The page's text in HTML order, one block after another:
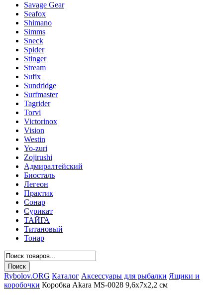
Savage Gear
Seafox
Shimano
Simms
Sneck
Spider
Stinger
Stream
Sufix
Sundridge
Surfmaster
Tagrider
Torvi
Victorinox
Vision
Westin
Yo-zuri
Zojirushi
Адмиралтейский
Биосталь
Легеон
Практик
Сонар
Сурикат
ТАЙГА
Титановый
Тонар
Rybolov.ORG Каталог Аксессуары для рыбалки Ящики и
коробочки Коробка Akara MS-0028 9,6х7х2,2 см